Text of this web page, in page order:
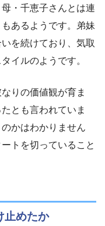
・千恵子さんとは連
あるようです。弟妹
を続けており、気取
イルのようです。
りの価値観が育ま
とも言われていま
かはわかりません
トを切っていること
止めたか